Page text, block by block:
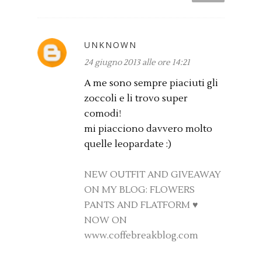
UNKNOWN
24 giugno 2013 alle ore 14:21
A me sono sempre piaciuti gli
zoccoli e li trovo super
comodi!
mi piacciono davvero molto
quelle leopardate :)
NEW OUTFIT AND GIVEAWAY
ON MY BLOG: FLOWERS
PANTS AND FLATFORM ♥
NOW ON
www.coffebreakblog.com